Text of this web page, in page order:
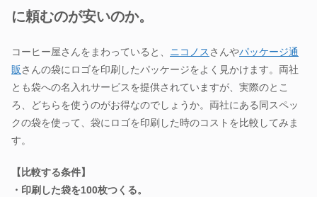
に頼むのが安いのか。
コーヒー屋さんをまわっていると、 ニコノス さんやパッケージ通
販 さんの袋にロゴを印刷したパッケージをよく見かけます。両社
とも袋への名入れサービスを提供されていますが、実際のとこ
ろ、どちらを使うのがお得なのでしょうか。両社にある同スペッ
クの袋を使って、袋にロゴを印刷した時のコストを比較してみま
す。
【比較する条件】
・印刷した袋を100枚つくる。